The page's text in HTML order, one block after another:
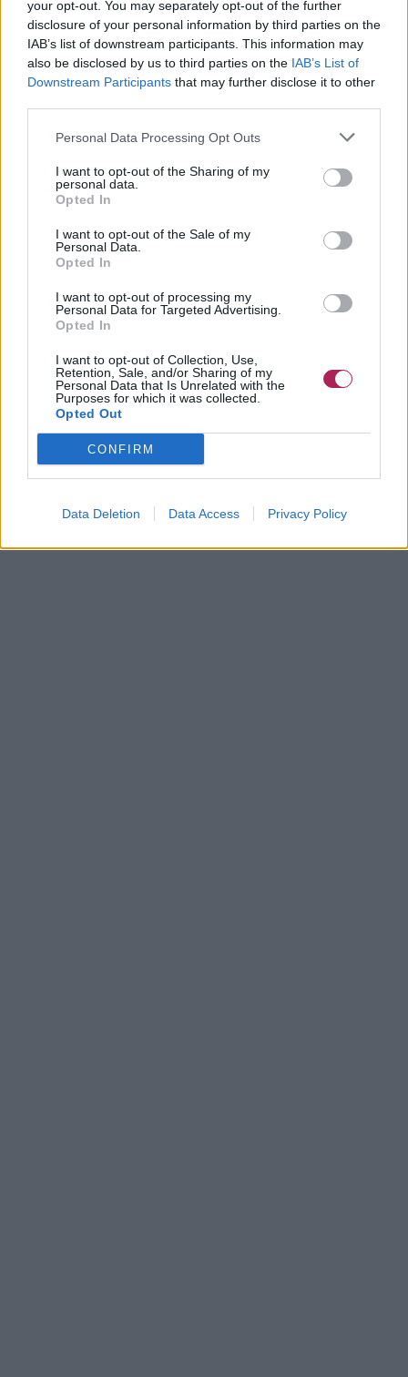
your opt-out. You may separately opt-out of the further
disclosure of your personal information by third parties on the
IAB’s list of downstream participants. This information may
also be disclosed by us to third parties on the IAB’s List of
Downstream Participants that may further disclose it to other
Personal Data Processing Opt Outs
I want to opt-out of the Sharing of my
personal data.
Opted In
I want to opt-out of the Sale of my
Personal Data.
Opted In
I want to opt-out of processing my
Personal Data for Targeted Advertising.
Opted In
I want to opt-out of Collection, Use,
Retention, Sale, and/or Sharing of my
Personal Data that Is Unrelated with the
Purposes for which it was collected.
Opted Out
CONFIRM
Data Deletion Data Access Privacy Policy